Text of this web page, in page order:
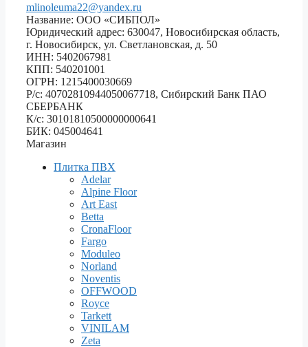
mlinoleuma22@yandex.ru
Название: ООО «СИБПОЛ»
Юридический адрес: 630047, Новосибирская область,
г. Новосибирск, ул. Светлановская, д. 50
ИНН: 5402067981
КПП: 540201001
ОГРН: 1215400030669
Р/с: 40702810944050067718, Сибирский Банк ПАО
СБЕРБАНК
К/с: 30101810500000000641
БИК: 045004641
Магазин
Плитка ПВХ
Adelar
Alpine Floor
Art East
Betta
CronaFloor
Fargo
Moduleo
Norland
Noventis
OFFWOOD
Royce
Tarkett
VINILAM
Zeta